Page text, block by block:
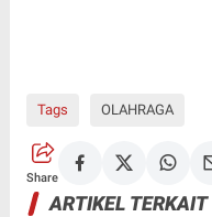
Tags OLAHRAGA
Share
ARTIKEL TERKAIT